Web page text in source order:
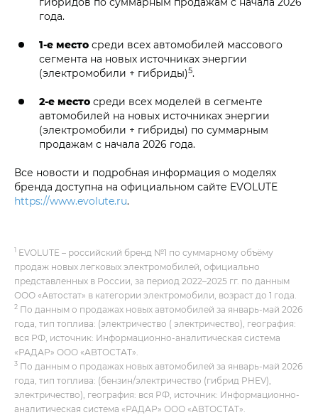
года.
1-е место среди всех автомобилей массового
сегмента на новых источниках энергии
(электромобили + гибриды)5.
2-е место среди всех моделей в сегменте
автомобилей на новых источниках энергии
(электромобили + гибриды) по суммарным
продажам с начала 2026 года.
Все новости и подробная информация о моделях
бренда доступна на официальном сайте EVOLUTE
https://www.evolute.ru.
1 EVOLUTE – российский бренд №1 по суммарному объёму
продаж новых легковых электромобилей, официально
представленных в России, за период 2022–2025 гг. по данным
ООО «Автостат» в категории электромобили, возраст до 1 года.
2 По данным о продажах новых автомобилей за январь-май 2026
года, тип топлива: (электричество ( электричество), география:
вся РФ, источник: Информационно-аналитическая система
«РАДАР» ООО «АВТОСТАТ».
3 По данным о продажах новых автомобилей за январь-май 2026
года, тип топлива: (бензин/электричество (гибрид PHEV),
электричество), география: вся РФ, источник: Информационно-
аналитическая система «РАДАР» ООО «АВТОСТАТ».